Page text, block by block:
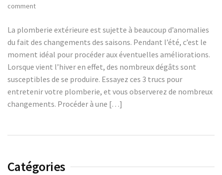
comment
La plomberie extérieure est sujette à beaucoup d’anomalies
du fait des changements des saisons. Pendant l’été, c’est le
moment idéal pour procéder aux éventuelles améliorations.
Lorsque vient l’hiver en effet, des nombreux dégâts sont
susceptibles de se produire. Essayez ces 3 trucs pour
entretenir votre plomberie, et vous observerez de nombreux
changements. Procéder à une […]
Catégories